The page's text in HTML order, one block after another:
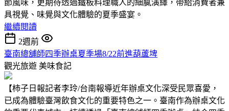
節風味，更期待透過鐵板料理職人的細膩演繹，帶給消費者兼
具視覺、味覺與文化體驗的夏季盛宴。
繼續閱讀
2週前
臺南總舖師四季辦桌夏季場8/22前進葫蘆埤
觀光旅遊 美味食記
【柿子日報記者李玲/台南報導近年辦桌文化深受民眾喜愛，
已成為體驗臺灣飲食文化的重要特色之一。臺南作為辦桌文化